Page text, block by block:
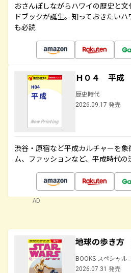
おさんぽしながらハワイの歴史と
ドブックが誕生。知っておきたい
も必読
Ｈ０４ 平成
歴史時代
2026.09.17 発売
渋谷・原宿など平成カルチャーを
ム、ファッションなど、平成時代の
AD
地球の歩き方
BOOKS スペシャル
2026.07.31 発売